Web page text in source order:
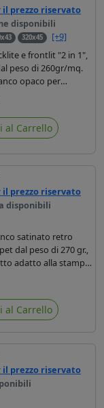
il prezzo riservato
disponibili
320x45
[+9]
e frontlit "2 in 1",
peso di 260gr/mq.
opaco per
diretta e
al tatto. Dotato
FR Bs1d0 e
antipiega
al Carrello
il prezzo riservato
disponibili
satinato retro
dal peso di 270 gr.,
diretta e indiretta, UV
"creasless -
la realizzazione di
di certificato FR:
al Carrello
il prezzo riservato